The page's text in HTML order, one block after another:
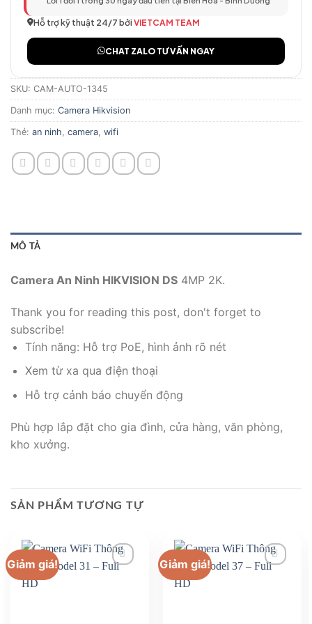
Hỗ trợ kỹ thuật 24/7 bởi VIETCAM TEAM
CHAT ZALO TƯ VẤN NGAY
SKU: CAM-AUTO-1345
Danh mục: Camera Hikvision
Thẻ: an ninh camera wifi
MÔ TẢ
Camera An Ninh HIKVISION DS 4MP 2K.
Thank you for reading this post, don't forget to
subscribe!
Tính năng: Hỗ trợ PoE, hình ảnh rõ nét
Xem từ xa qua điện thoại
Hỗ trợ cảnh báo chuyển động
Phù hợp lắp đặt cho gia đình, cửa hàng, văn phòng,
kho xưởng.
SẢN PHẨM TƯƠNG TỰ
Giảm giá! Giảm giá!